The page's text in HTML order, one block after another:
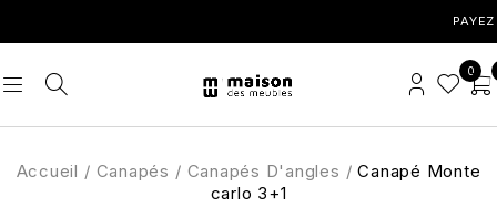
PAYEZ VOS
0
Accueil / Canapés / Canapés D'angles / Canapé Monte
carlo 3+1